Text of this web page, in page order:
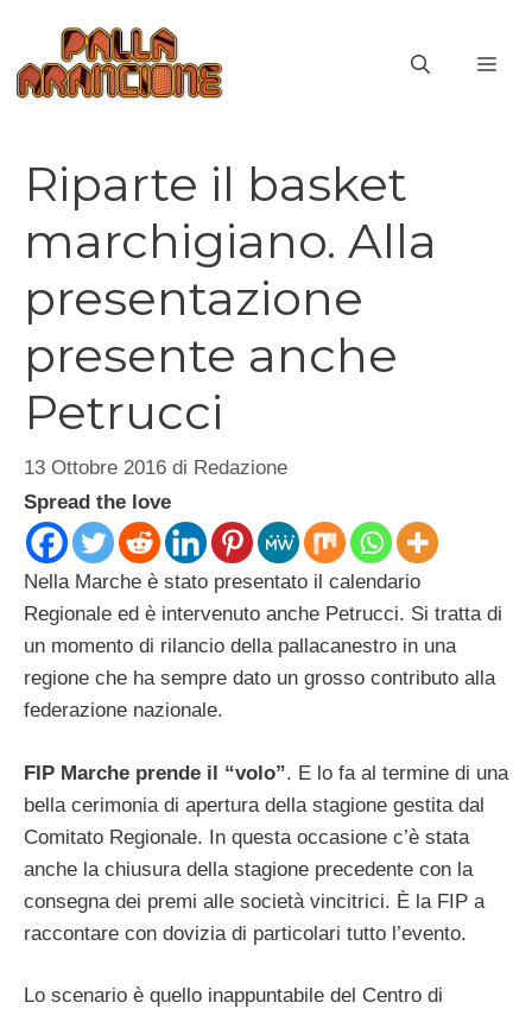
contenuto
Riparte il basket
marchigiano. Alla
presentazione
presente anche
Petrucci
13 Ottobre 2016 di Redazione
Spread the love
Nella Marche è stato presentato il calendario
Regionale ed è intervenuto anche Petrucci. Si tratta di
un momento di rilancio della pallacanestro in una
regione che ha sempre dato un grosso contributo alla
federazione nazionale.
FIP Marche prende il “volo”. E lo fa al termine di una
bella cerimonia di apertura della stagione gestita dal
Comitato Regionale. In questa occasione c’è stata
anche la chiusura della stagione precedente con la
consegna dei premi alle società vincitrici. È la FIP a
raccontare con dovizia di particolari tutto l’evento.
Lo scenario è quello inappuntabile del Centro di